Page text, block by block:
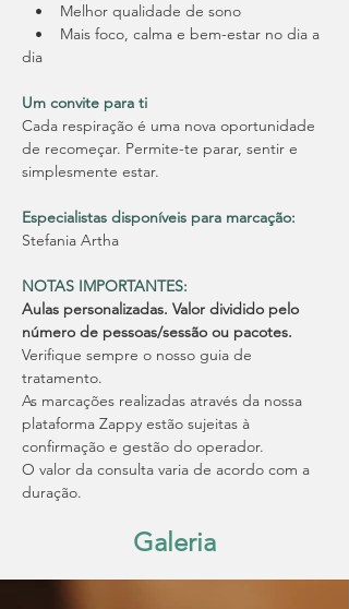
•    Melhor qualidade de sono
•    Mais foco, calma e bem-estar no dia a
dia
Um convite para ti
Cada respiração é uma nova oportunidade
de recomeçar. Permite-te parar, sentir e
simplesmente estar.
Especialistas disponíveis para marcação:
Stefania Artha
NOTAS IMPORTANTES:
Aulas personalizadas. Valor dividido pelo
número de pessoas/sessão ou pacotes.
Verifique sempre o nosso guia de
tratamento.
As marcações realizadas através da nossa
plataforma Zappy estão sujeitas à
confirmação e gestão do operador.
O valor da consulta varia de acordo com a
duração.
Galeria